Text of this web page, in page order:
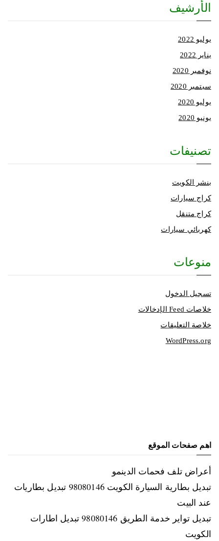
الأرشيف
يوليو 2022
يناير 2022
نوفمبر 2020
سبتمبر 2020
يوليو 2020
يونيو 2020
تصنيفات
بنشر الكويت
كراج سيارات
كراج متنقل
كهربائي سيارات
منوعات
تسجيل الدخول
خلاصات Feed الإدخالات
خلاصة التعليقات
WordPress.org
اهم صفحات الموقع
أعراض تلف فحمات الدينمو
تبديل بطارية السيارة الكويت 98080146‬ تبديل بطاريات
عند البيت
تبديل تواير خدمة الطريق 98080146‬ تبديل اطارات
الكويت